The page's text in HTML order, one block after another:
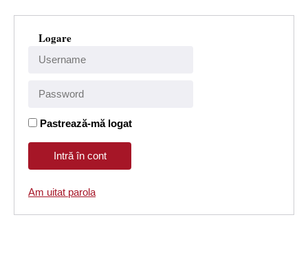
Logare
Pastrează-mă logat
Am uitat parola